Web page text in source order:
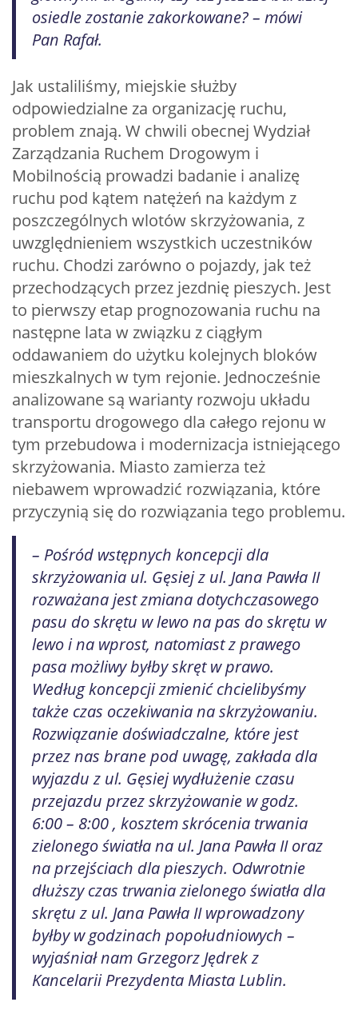
osiedle zostanie zakorkowane? – mówi
Pan Rafał.
Jak ustaliliśmy, miejskie służby
odpowiedzialne za organizację ruchu,
problem znają. W chwili obecnej Wydział
Zarządzania Ruchem Drogowym i
Mobilnością prowadzi badanie i analizę
ruchu pod kątem natężeń na każdym z
poszczególnych wlotów skrzyżowania, z
uwzględnieniem wszystkich uczestników
ruchu. Chodzi zarówno o pojazdy, jak też
przechodzących przez jezdnię pieszych. Jest
to pierwszy etap prognozowania ruchu na
następne lata w związku z ciągłym
oddawaniem do użytku kolejnych bloków
mieszkalnych w tym rejonie. Jednocześnie
analizowane są warianty rozwoju układu
transportu drogowego dla całego rejonu w
tym przebudowa i modernizacja istniejącego
skrzyżowania. Miasto zamierza też
niebawem wprowadzić rozwiązania, które
przyczynią się do rozwiązania tego problemu.
– Pośród wstępnych koncepcji dla
skrzyżowania ul. Gęsiej z ul. Jana Pawła II
rozważana jest zmiana dotychczasowego
pasu do skrętu w lewo na pas do skrętu w
lewo i na wprost, natomiast z prawego
pasa możliwy byłby skręt w prawo.
Według koncepcji zmienić chcielibyśmy
także czas oczekiwania na skrzyżowaniu.
Rozwiązanie doświadczalne, które jest
przez nas brane pod uwagę, zakłada dla
wyjazdu z ul. Gęsiej wydłużenie czasu
przejazdu przez skrzyżowanie w godz.
6:00 – 8:00 , kosztem skrócenia trwania
zielonego światła na ul. Jana Pawła II oraz
na przejściach dla pieszych. Odwrotnie
dłuższy czas trwania zielonego światła dla
skrętu z ul. Jana Pawła II wprowadzony
byłby w godzinach popołudniowych –
wyjaśniał nam Grzegorz Jędrek z
Kancelarii Prezydenta Miasta Lublin.